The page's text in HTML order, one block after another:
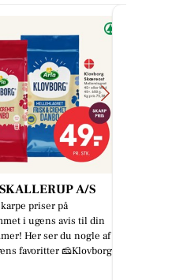
AUTO
været hele Europa rundt
en tur gennem
Hvis bilen har været på
med fuld oppakni...